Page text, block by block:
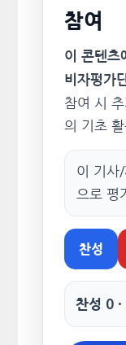
참여
이 콘텐츠
비자평가
참여 시
의 기초
이 기사
으로 평
찬성
찬성 0